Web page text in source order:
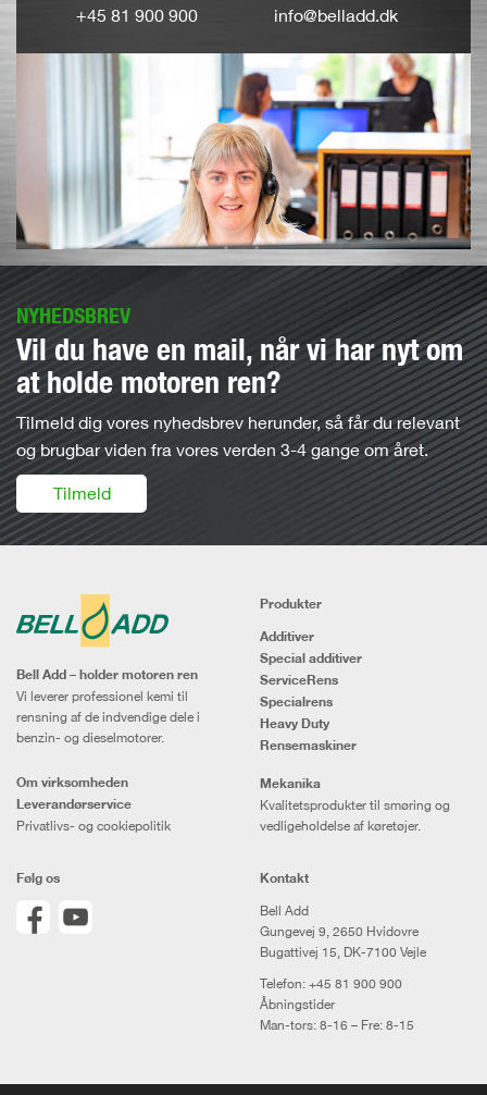
+45 81 900 900 info@belladd.dk
NYHEDSBREV
Vil du have en mail, når vi har nyt om
at holde motoren ren?
Tilmeld dig vores nyhedsbrev herunder, så får du relevant
og brugbar viden fra vores verden 3-4 gange om året.
Tilmeld
Bell Add – holder motoren ren
Vi leverer professionel kemi til
rensning af de indvendige dele i
benzin- og dieselmotorer.
Om virksomheden
Leverandørservice
Privatlivs- og cookiepolitik
Produkter
Additiver
Special additiver
ServiceRens
Specialrens
Heavy Duty
Rensemaskiner
Mekanika
Kvalitetsprodukter til smøring og
vedligeholdelse af køretøjer.
Følg os Kontakt
Bell Add
Gungevej 9, 2650 Hvidovre
Bugattivej 15, DK-7100 Vejle
Telefon: +45 81 900 900
Åbningstider
Man-tors: 8-16 – Fre: 8-15